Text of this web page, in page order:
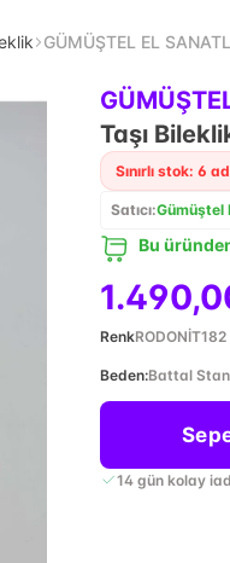
GÜMÜŞTEL EL
Taşı
Sınırlı stok: 6
Satıcı:Gümüştel
Bu
RenkRODONİT182
Beden:Battal
14 gün kolay